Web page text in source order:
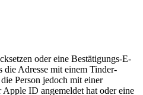
oder eine Bestätigungs-E-
die Adresse mit einem Tinder-
Person jedoch mit einer
ID angemeldet hat oder eine